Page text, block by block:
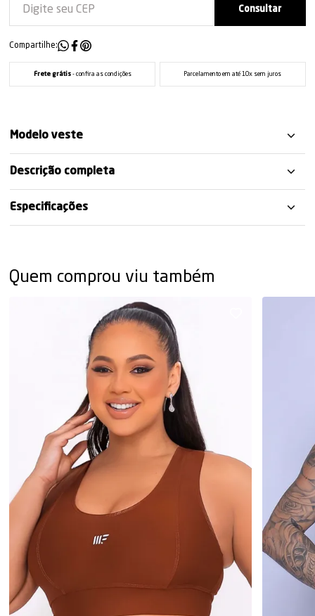
Compartilhe:
Frete grátis- confira as condições Parcelamento em até 10x sem juros
Modelo veste
Descrição completa
Especificações
Quem comprou viu também